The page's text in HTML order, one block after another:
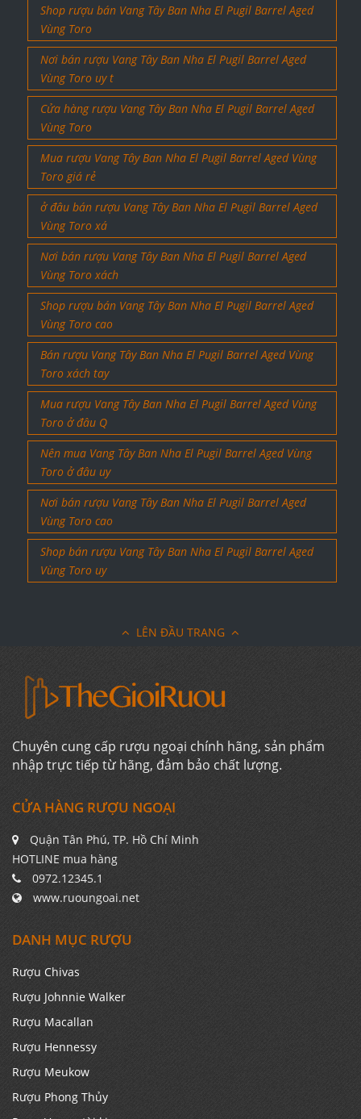
Shop rượu bán Vang Tây Ban Nha El Pugil Barrel Aged
Vùng Toro
Nơi bán rượu Vang Tây Ban Nha El Pugil Barrel Aged
Vùng Toro uy t
Cửa hàng rượu Vang Tây Ban Nha El Pugil Barrel Aged
Vùng Toro
Mua rượu Vang Tây Ban Nha El Pugil Barrel Aged Vùng
Toro giá rẻ
ở đâu bán rượu Vang Tây Ban Nha El Pugil Barrel Aged
Vùng Toro xá
Nơi bán rượu Vang Tây Ban Nha El Pugil Barrel Aged
Vùng Toro xách
Shop rượu bán Vang Tây Ban Nha El Pugil Barrel Aged
Vùng Toro cao
Bán rượu Vang Tây Ban Nha El Pugil Barrel Aged Vùng
Toro xách tay
Mua rượu Vang Tây Ban Nha El Pugil Barrel Aged Vùng
Toro ở đâu Q
Nên mua Vang Tây Ban Nha El Pugil Barrel Aged Vùng
Toro ở đâu uy
Nơi bán rượu Vang Tây Ban Nha El Pugil Barrel Aged
Vùng Toro cao
Shop bán rượu Vang Tây Ban Nha El Pugil Barrel Aged
Vùng Toro uy
LÊN ĐẦU TRANG
Chuyên cung cấp rượu ngoại chính hãng, sản phẩm
nhập trực tiếp từ hãng, đảm bảo chất lượng.
CỬA HÀNG RƯỢU NGOẠI
Quận Tân Phú, TP. Hồ Chí Minh
HOTLINE mua hàng
0972.12345.1
www.ruoungoai.net
DANH MỤC RƯỢU
Rượu Chivas
Rượu Johnnie Walker
Rượu Macallan
Rượu Hennessy
Rượu Meukow
Rượu Phong Thủy